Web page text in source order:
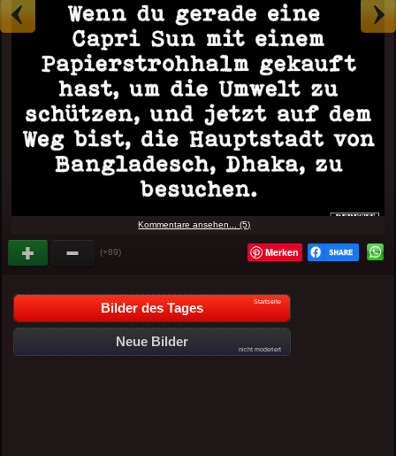
Kommentare ansehen... (5)
(+89) Merken
Bilder des Tages Startseite
Neue Bilder
nicht moderiert